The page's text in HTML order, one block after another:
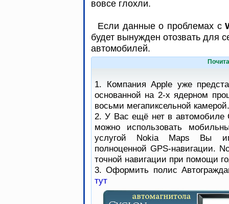
вовсе глохли.
Если данные о проблемах с
будет вынужден отозвать для
автомобилей.
1. Компания Apple уже
основанной на 2-х ядерном
восьми мегапиксельной камерой.
2. У Вас ещё нет в автомобиле
можно использовать
услугой Nokia Maps Вы
полноценной GPS-навигации.
точной навигации при помощи
3. Оформить полис
тут